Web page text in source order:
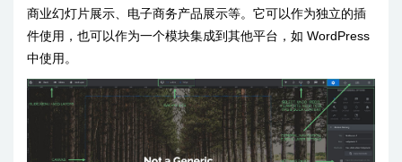
商业幻灯片展示、电子商务产品展示等。它可以作为独立的插
件使用，也可以作为一个模块集成到其他平台，如 WordPress
中使用。